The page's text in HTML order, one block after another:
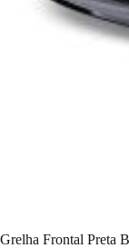
Grelha Frontal Preta